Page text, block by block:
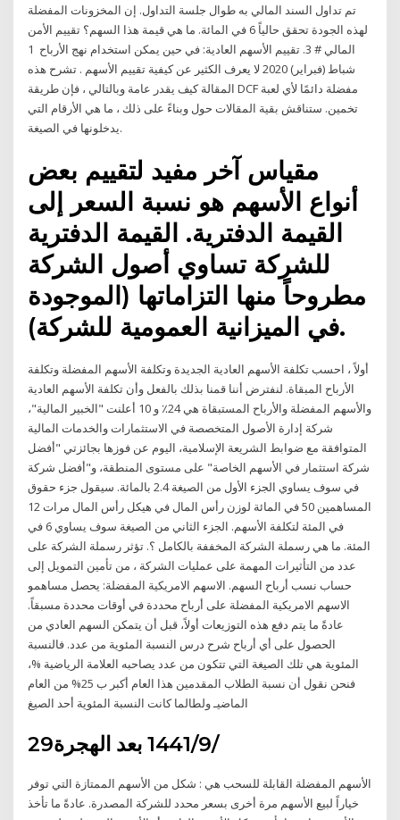
تم تداول السند المالي به طوال جلسة التداول. إن المخزونات المفضلة
لهذه الجودة تحقق حالياً 6 في المائة. ما هي قيمة هذا السهم؟ تقييم الأمن
المالي # 3. تقييم الأسهم العادية: في حين يمكن استخدام نهج الأرباح 1
شباط (فبراير) 2020 لا يعرف الكثير عن كيفية تقييم الأسهم . تشرح هذه
المقالة كيف يقدر عامة وبالتالي ، فإن طريقة DCF مفضلة دائمًا لأي لعبة
تخمين. ستناقش بقية المقالات حول وبناءً على ذلك ، ما هي الأرقام التي
يدخلونها في الصيغة.
مقياس آخر مفيد لتقييم بعض
أنواع الأسهم هو نسبة السعر إلى
القيمة الدفترية. القيمة الدفترية
للشركة تساوي أصول الشركة
مطروحاً منها التزاماتها (الموجودة
في الميزانية العمومية للشركة).
أولاً ، احسب تكلفة الأسهم العادية الجديدة وتكلفة الأسهم المفضلة وتكلفة
الأرباح المبقاة. لنفترض أننا قمنا بذلك بالفعل وأن تكلفة الأسهم العادية
والأسهم المفضلة والأرباح المستبقاة هي 24٪ و 10 أعلنت "الخبير المالية"،
شركة إدارة الأصول المتخصصة في الاستثمارات والخدمات المالية
المتوافقة مع ضوابط الشريعة الإسلامية، اليوم عن فوزها بجائزتي "أفضل
شركة استثمار في الأسهم الخاصة" على مستوى المنطقة، و"أفضل شركة
في سوف يساوي الجزء الأول من الصيغة 2.4 بالمائة. سيقول جزء حقوق
المساهمين 50 في المائة لوزن رأس المال في هيكل رأس المال مرات 12
في المئة لتكلفة الأسهم. الجزء الثاني من الصيغة سوف يساوي 6 في
المئة. ما هي رسملة الشركة المخففة بالكامل ؟. تؤثر رسملة الشركة على
عدد من التأثيرات المهمة على عمليات الشركة ، من تأمين التمويل إلى
حساب نسب أرباح السهم. الاسهم الامريكية المفضلة: يحصل مساهمو
الاسهم الامريكية المفضلة على أرباح محددة في أوقات محددة مسبقاً.
عادةً ما يتم دفع هذه التوزيعات أولاً، قبل أن يتمكن السهم العادي من
الحصول على أي أرباح شرح درس النسبة المئوية من عدد. فالنسبة
المئوية هي تلك الصيغة التي تتكون من عدد يصاحبه العلامة الرياضية %،
فنحن نقول أن نسبة الطلاب المقدمين هذا العام أكبر ب 25% من العام
الماضيـ ولطالما كانت النسبة المئوية أحد الصيغ
29‏‏/9‏‏/1441 بعد الهجرة
الأسهم المفضلة القابلة للسحب هي : شكل من الأسهم الممتازة التي توفر
خياراً لبيع الأسهم مرة أخرى بسعر محدد للشركة المصدرة. عادةً ما تأخذ